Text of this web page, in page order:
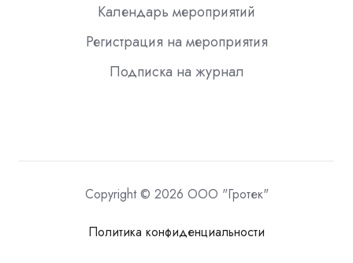
Календарь мероприятий
Регистрация на мероприятия
Подписка на журнал
Copyright © 2026 ООО "Гротек"
Политика конфиденциальности